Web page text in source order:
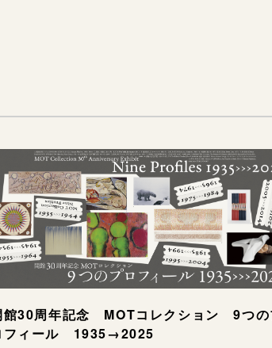
館30周年記念 MOTコレクション 9つの
フィール 1935→2025